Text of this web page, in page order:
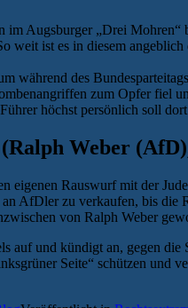
Augsburger „Drei
weit ist es in diesem
während des
zum Opfer fiel
höchst persönlich soll
Weber
eigenen Rauswurf mit der
AfDler zu verkaufen, bis
von Ralph Weber
und kündigt an, gegen
Seite“ schützen